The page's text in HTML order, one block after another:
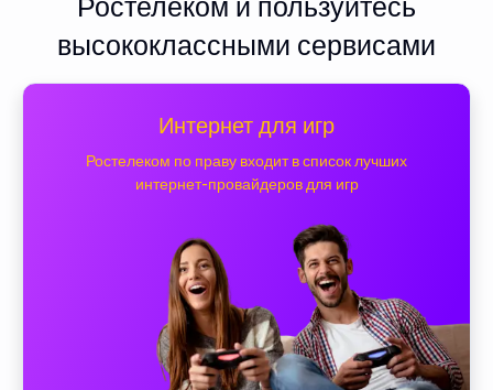
Ростелеком и пользуйтесь
высококлассными сервисами
Интернет для игр
Ростелеком по праву входит в список лучших
интернет-провайдеров для игр